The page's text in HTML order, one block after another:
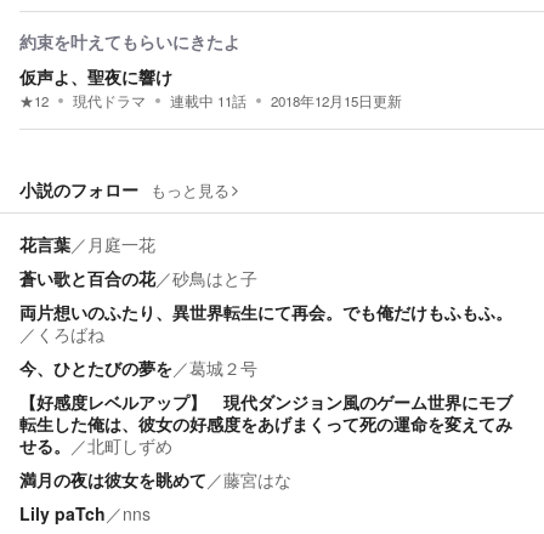
約束を叶えてもらいにきたよ
仮声よ、聖夜に響け
★12 現代ドラマ 連載中 11話 2018年12月15日更新
小説のフォロー もっと見る
花言葉／ 月庭一花
蒼い歌と百合の花／砂鳥はと子
両片想いのふたり、異世界転生にて再会。でも俺だけもふもふ。
／ くろばね
今、ひとたびの夢を／葛城２号
【好感度レベルアップ】 現代ダンジョン風のゲーム世界にモブ
転生した俺は、彼女の好感度をあげまくって死の運命を変えてみ
せる。 ／北町しずめ
満月の夜は彼女を眺めて／藤宮はな
Lily paTch／nns